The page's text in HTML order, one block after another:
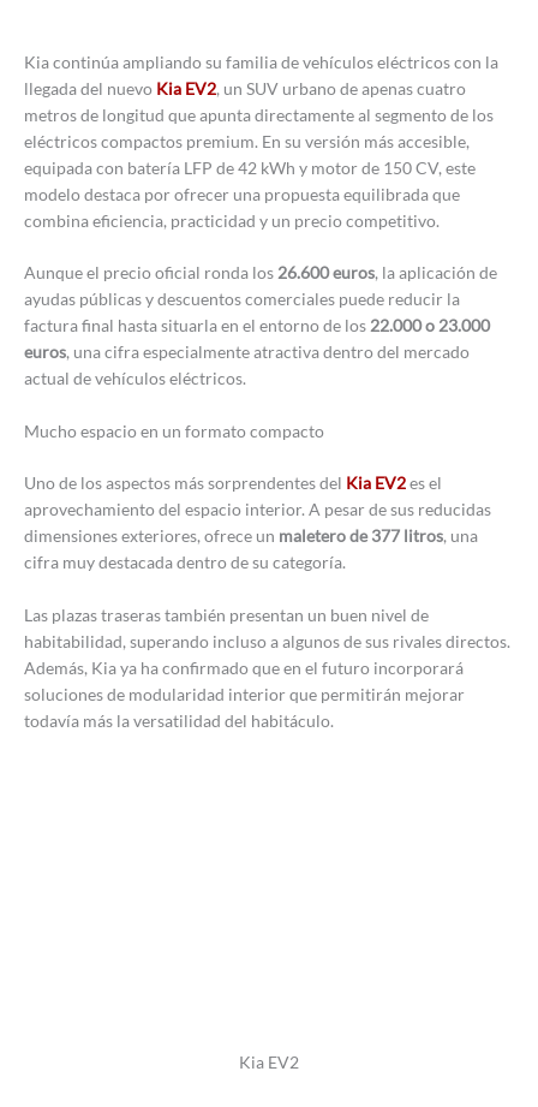
Kia continúa ampliando su familia de vehículos eléctricos con la
llegada del nuevo Kia EV2, un SUV urbano de apenas cuatro
metros de longitud que apunta directamente al segmento de los
eléctricos compactos premium. En su versión más accesible,
equipada con batería LFP de 42 kWh y motor de 150 CV, este
modelo destaca por ofrecer una propuesta equilibrada que
combina eficiencia, practicidad y un precio competitivo.
Aunque el precio oficial ronda los 26.600 euros, la aplicación de
ayudas públicas y descuentos comerciales puede reducir la
factura final hasta situarla en el entorno de los 22.000 o 23.000
euros, una cifra especialmente atractiva dentro del mercado
actual de vehículos eléctricos.
Mucho espacio en un formato compacto
Uno de los aspectos más sorprendentes del Kia EV2es el
aprovechamiento del espacio interior. A pesar de sus reducidas
dimensiones exteriores, ofrece un maletero de 377 litros, una
cifra muy destacada dentro de su categoría.
Las plazas traseras también presentan un buen nivel de
habitabilidad, superando incluso a algunos de sus rivales directos.
Además, Kia ya ha confirmado que en el futuro incorporará
soluciones de modularidad interior que permitirán mejorar
todavía más la versatilidad del habitáculo.
Kia EV2